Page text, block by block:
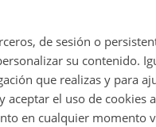
de sesión o
su contenido.
que realizas y para
aceptar el uso de cookies
en cualquier momento